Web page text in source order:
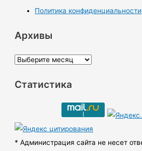
Политика конфиденциальности
Архивы
А
х
ы
Статистика
* Администрация сайта не несет